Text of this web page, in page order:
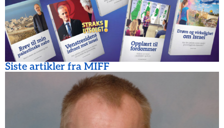
Siste artikler fra MIFF